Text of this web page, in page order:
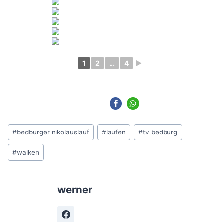
1 2 ... 4 ►
Schlagworte:
#bedburger nikolauslauf #laufen #tv bedburg
#walken
werner